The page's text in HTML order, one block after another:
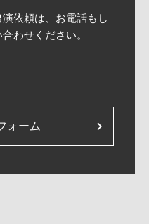
依頼は、 お電話もし
わせください。
ォーム